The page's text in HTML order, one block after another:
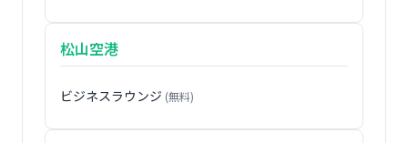
松山空港
ビジネスラウンジ (無料)